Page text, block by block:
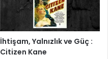
İhtişam, Yalnızlık ve Güç :
Citizen Kane